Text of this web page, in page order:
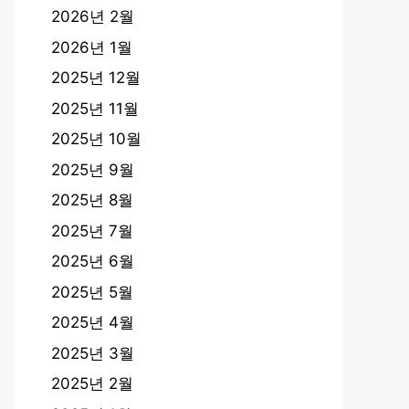
2026년 2월
2026년 1월
2025년 12월
2025년 11월
2025년 10월
2025년 9월
2025년 8월
2025년 7월
2025년 6월
2025년 5월
2025년 4월
2025년 3월
2025년 2월